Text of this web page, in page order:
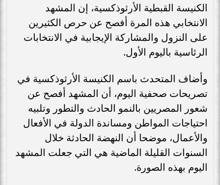
الكنيسة القبطية الأرثوذكسية، إن المشهد
الانتخابي هذه المرة أفصح عن حرص الكثيرين
على النزول والمشاركة الإيجابية في الانتخابات
الرئاسية باليوم الأول.
وأضاف المتحدث باسم الكنيسة الأرثوذكسية في
تصريحات صحفية اليوم، أن المشهد أفصح عن
شعور المصريين بالنمو الحادث والتطور وتلبيه
احتياجات المواطن ومساندة الدولة في الأفعال
والأعمال، موضحا أن النهضة الحادثة خلال
السنوات القليلة الماضية هي التي جعلت المشهد
اليوم بهذه الصورة.